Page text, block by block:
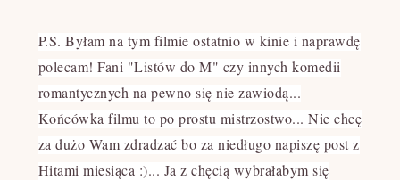
P.S. Byłam na tym filmie ostatnio w kinie i naprawdę
polecam! Fani "Listów do M" czy innych komedii
romantycznych na pewno się nie zawiodą...
Końcówka filmu to po prostu mistrzostwo... Nie chcę
za dużo Wam zdradzać bo za niedługo napiszę post z
Hitami miesiąca :)... Ja z chęcią wybrałabym się